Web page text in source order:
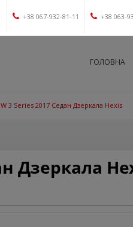
+38 067-932-81-11 +38 063-
ГОЛОВНА
3 Series 2017 Седан Дзеркала Hexis
Дзеркала